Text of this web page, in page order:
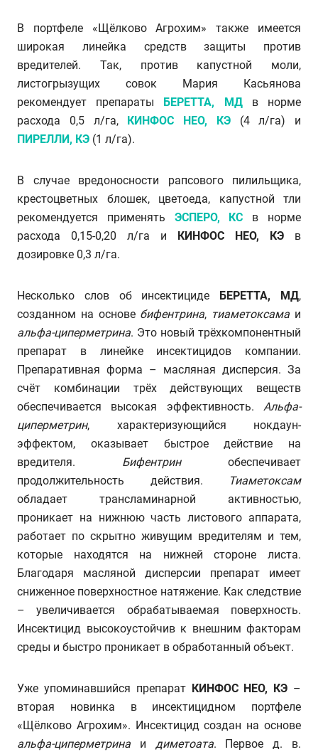
В портфеле «Щёлково Агрохим» также имеется
широкая линейка средств защиты против
вредителей. Так, против капустной моли,
листогрызущих совок Мария Касьянова
рекомендует препараты БЕРЕТТА, МДв норме
расхода 0,5 л/га, КИНФОС НЕО, КЭ
(4 л/га) и
ПИРЕЛЛИ, КЭ (1 л/га).
В случае вредоносности рапсового пилильщика,
крестоцветных блошек, цветоеда, капустной тли
рекомендуется применять ЭСПЕРО, КС в норме
расхода 0,15-0,20 л/га и КИНФОС НЕО, КЭ в
дозировке 0,3 л/га.
Несколько слов об инсектициде БЕРЕТТА, МД,
созданном на основе бифентрина, тиаметоксама и
альфа-циперметрина. Это новый трёхкомпонентный
препарат в линейке инсектицидов компании.
Препаративная форма – масляная дисперсия. За
счёт комбинации трёх действующих веществ
обеспечивается высокая эффективность. Альфа-
циперметрин, характеризующийся нокдаун-
эффектом, оказывает быстрое действие на
вредителя. Бифентринобеспечивает
продолжительность действия.
Тиаметоксам
обладает трансламинарной активностью,
проникает на нижнюю часть листового аппарата,
работает по скрытно живущим вредителям и тем,
которые находятся на нижней стороне листа.
Благодаря масляной дисперсии препарат имеет
сниженное поверхностное натяжение. Как следствие
– увеличивается обрабатываемая поверхность.
Инсектицид высокоустойчив к внешним факторам
среды и быстро проникает в обработанный объект.
Уже упоминавшийся препарат КИНФОС НЕО, КЭ –
вторая новинка в инсектицидном портфеле
«Щёлково Агрохим». Инсектицид создан на основе
альфа-циперметрина и диметоата. Первое д. в.